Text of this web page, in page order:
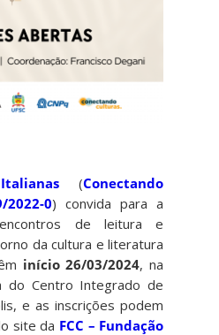
(Conectando
2022-0) convida para a
de leitura e
da cultura e literatura
início 26/03/2024, na
do Centro Integrado de
e as inscrições podem
site da FCC – Fundação